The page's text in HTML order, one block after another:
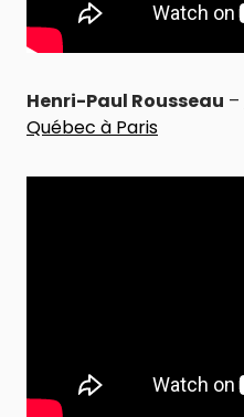
Henri-Paul Rousseau –
Québec à Paris